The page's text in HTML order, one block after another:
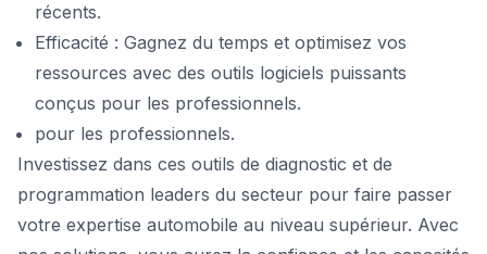
récents.
Efficacité : Gagnez du temps et optimisez vos
ressources avec des outils logiciels puissants
conçus pour les professionnels.
pour les professionnels.
Investissez dans ces outils de diagnostic et de
programmation leaders du secteur pour faire passer
votre expertise automobile au niveau supérieur. Avec